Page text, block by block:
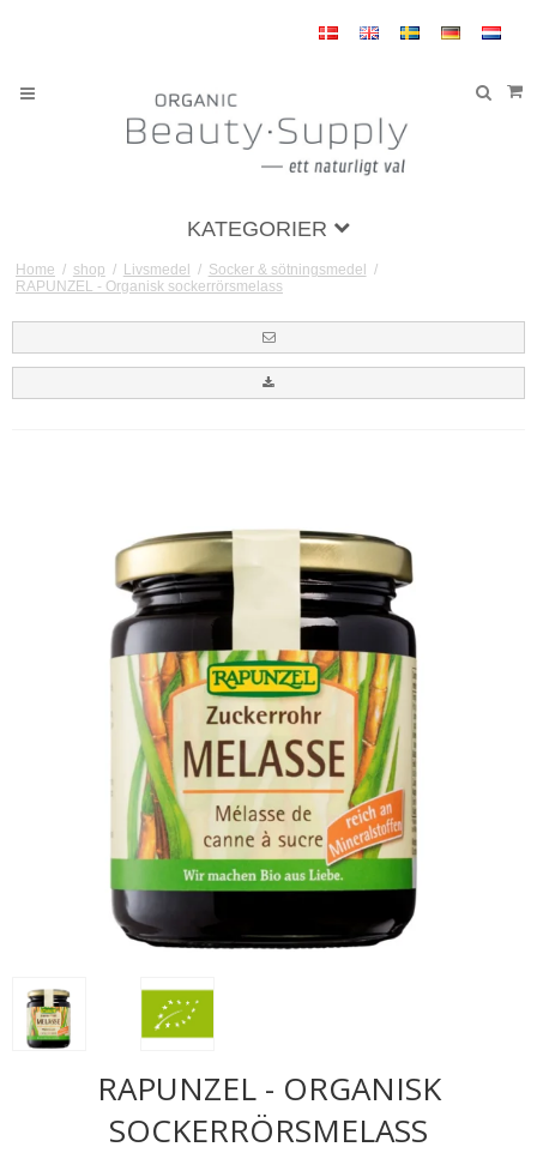
KATEGORIER
Home / shop / Livsmedel / Socker & sötningsmedel /
RAPUNZEL - Organisk sockerrörsmelass
RAPUNZEL - ORGANISK
SOCKERRÖRSMELASS